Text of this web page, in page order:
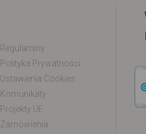
Regulaminy
Polityka Prywatności
Ustawienia Cookies
Komunikaty
Projekty UE
Zamówienia